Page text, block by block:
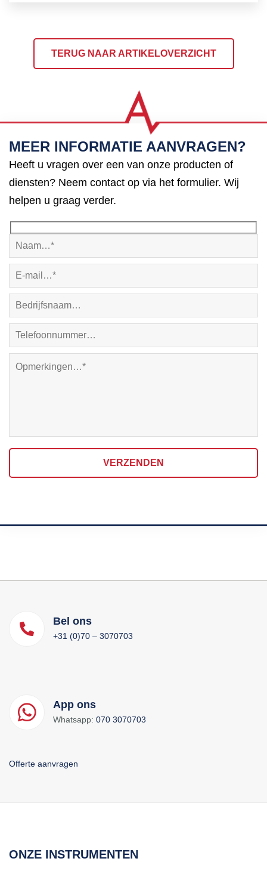
TERUG NAAR ARTIKELOVERZICHT
MEER INFORMATIE AANVRAGEN?
Heeft u vragen over een van onze producten of
diensten? Neem contact op via het formulier. Wij
helpen u graag verder.
VERZENDEN
Bel ons
+31 (0)70 – 3070703
App ons
Whatsapp: 070 3070703
Offerte aanvragen
ONZE INSTRUMENTEN